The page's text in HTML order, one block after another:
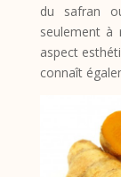
du safran
seulement à
aspect
connaît